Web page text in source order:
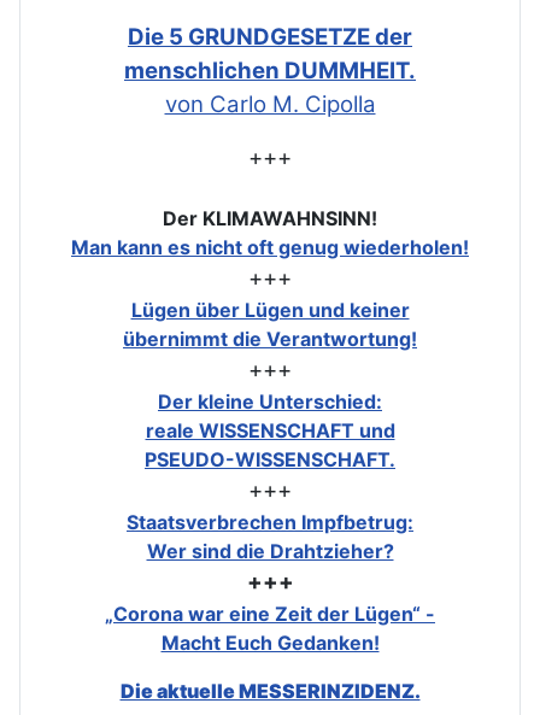
Die 5 GRUNDGESETZE der
menschlichen DUMMHEIT.
von Carlo M. Cipolla
+++
Der KLIMAWAHNSINN!
Man kann es nicht oft genug wiederholen!
+++
Lügen über Lügen und keiner
übernimmt die Verantwortung!
+++
Der kleine Unterschied:
reale WISSENSCHAFT und
PSEUDO-WISSENSCHAFT.
+++
Staatsverbrechen Impfbetrug:
Wer sind die Drahtzieher?
+++
„Corona war eine Zeit der Lügen“ -
Macht Euch Gedanken!
Die aktuelle MESSERINZIDENZ.